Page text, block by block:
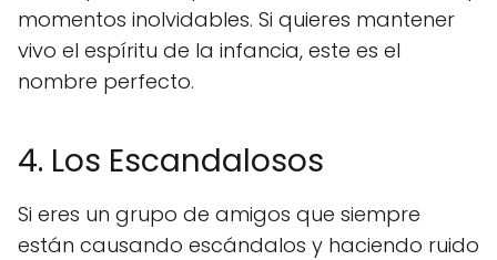
momentos inolvidables. Si quieres mantener
vivo el espíritu de la infancia, este es el
nombre perfecto.
4. Los Escandalosos
Si eres un grupo de amigos que siempre
están causando escándalos y haciendo ruido